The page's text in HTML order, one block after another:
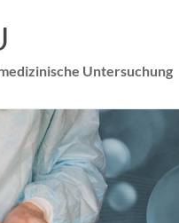
22 ~ 68305 Mannheim :::
Untersuchung